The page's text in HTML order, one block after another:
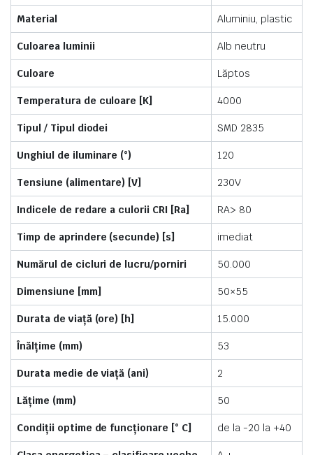
Material Aluminiu, plastic
Culoarea luminii Alb neutru
Culoare Lăptos
Temperatura de culoare [K] 4000
Tipul / Tipul diodei SMD 2835
Unghiul de iluminare (°) 120
Tensiune (alimentare) [V] 230V
Indicele de redare a culorii CRI [Ra] RA> 80
Timp de aprindere (secunde) [s] imediat
Numărul de cicluri de lucru/porniri 50.000
Dimensiune [mm] 50×55
Durata de viață (ore) [h] 15.000
Înălțime (mm) 53
Durata medie de viață (ani) 2
Lățime (mm) 50
Condiții optime de funcționare [° C] de la -20 la +40